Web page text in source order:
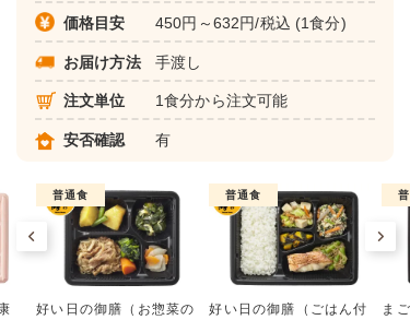
価格目安 450円～632円/税込 (1食分)
お届け方法 手渡し
注文単位 1食分から注文可能
安否確認 有
普通食
好い日の御膳（お惣菜の
普通食
好い日の御膳（ごはん付
ま